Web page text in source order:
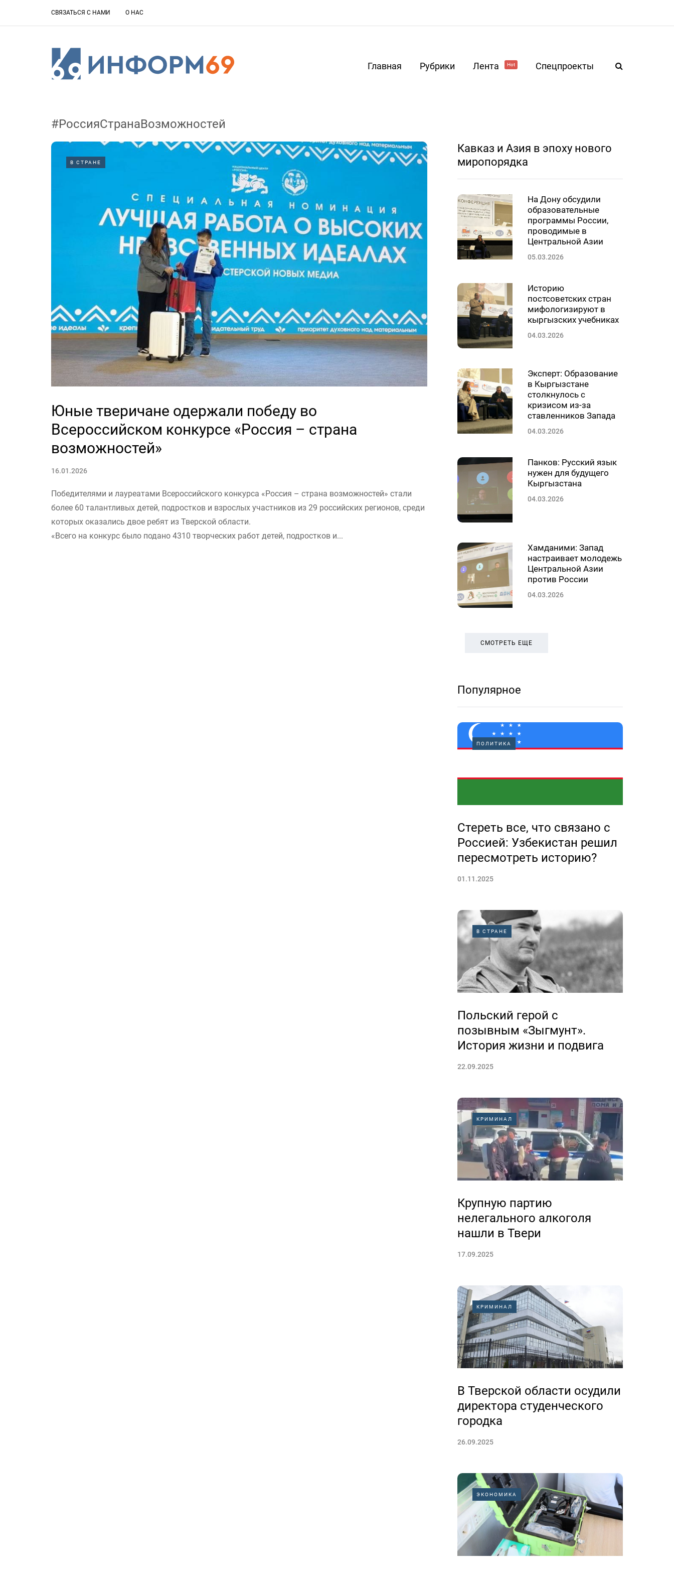
СВЯЗАТЬСЯ С НАМИ О НАС
Главная Рубрики Лента Hot Спецпроекты
#РоссияСтранаВозможностей
В СТРАНЕ
Юные тверичане одержали победу во
Всероссийском конкурсе «Россия – страна
возможностей»
16.01.2026
Победителями и лауреатами Всероссийского конкурса «Россия – страна возможностей» стали
более 60 талантливых детей, подростков и взрослых участников из 29 российских регионов, среди
которых оказались двое ребят из Тверской области.
«Всего на конкурс было подано 4310 творческих работ детей, подростков и...
Кавказ и Азия в эпоху нового
миропорядка
На Дону обсудили
образовательные
программы России,
проводимые в
Центральной Азии
05.03.2026
Историю
постсоветских стран
мифологизируют в
кыргызских учебниках
04.03.2026
Эксперт: Образование
в Кыргызстане
столкнулось с
кризисом из-за
ставленников Запада
04.03.2026
Панков: Русский язык
нужен для будущего
Кыргызстана
04.03.2026
Хамданими: Запад
настраивает молодежь
Центральной Азии
против России
04.03.2026
СМОТРЕТЬ ЕЩЕ
Популярное
ПОЛИТИКА
Стереть все, что связано с
Россией: Узбекистан решил
пересмотреть историю?
01.11.2025
В СТРАНЕ
Польский герой с
позывным «Зыгмунт».
История жизни и подвига
22.09.2025
КРИМИНАЛ
Крупную партию
нелегального алкоголя
нашли в Твери
17.09.2025
КРИМИНАЛ
В Тверской области осудили
директора студенческого
городка
26.09.2025
ЭКОНОМИКА